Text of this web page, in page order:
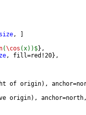
,
(\cos (x))$} ,
, fill=red!20} ,
of origin) ,
origin) ,